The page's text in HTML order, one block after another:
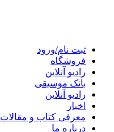
ثبت نام/ورود
فروشگاه
رادیو آنلاین
بانک موسیقی
رادیو آنلاین
اخبار
معرفی کتاب و مقالات
درباره ما